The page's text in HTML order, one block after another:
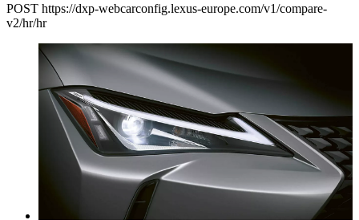
POST https://dxp-webcarconfig.lexus-europe.com/v1/compare-
v2/hr/hr